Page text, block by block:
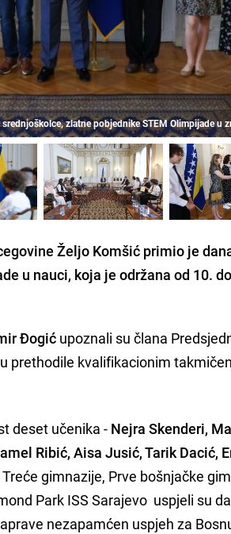
zlatne pobjednike STEM Olimpijade u
Željo Komšić primio je
u nauci, koja je održana od 10.
Đogić upoznali su člana
prethodile kvalifikacionim
deset učenika - Nejra Skenderi,
Ribić, Aisa Jusić, Tarik Dacić,
gimnazije, Prve bošnjačke
Park ISS Sarajevo uspjeli su
nezapamćen uspjeh za